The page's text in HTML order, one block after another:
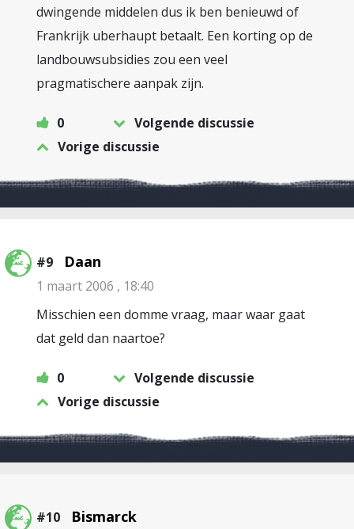
dwingende middelen dus ik ben benieuwd of
Frankrijk uberhaupt betaalt. Een korting op de
landbouwsubsidies zou een veel
pragmatischere aanpak zijn.
0
Volgende discussie
Vorige discussie
#9 Daan
1 maart 2006 , 18:40
Misschien een domme vraag, maar waar gaat
dat geld dan naartoe?
0
Volgende discussie
Vorige discussie
#10 Bismarck